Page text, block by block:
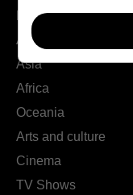
Europe
Americas
Asia
Africa
Oceania
Arts and culture
Cinema
TV Shows